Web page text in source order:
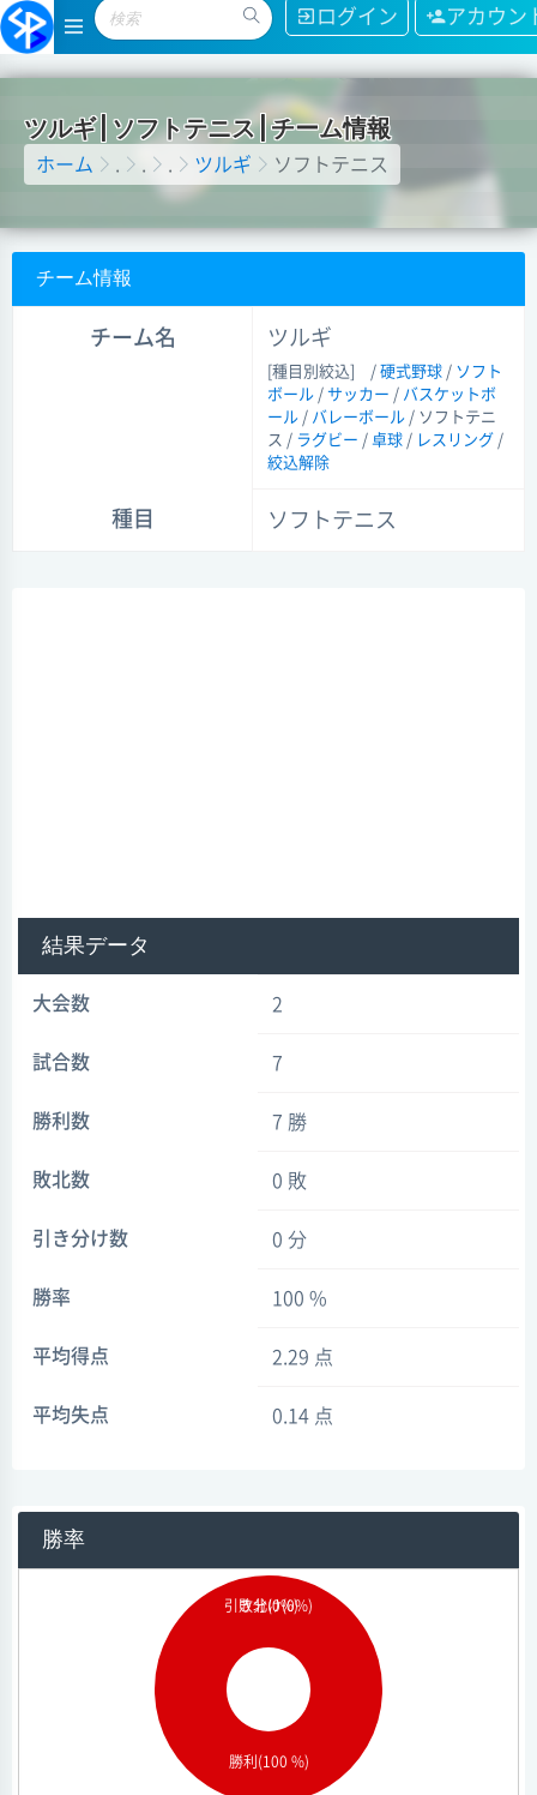
ログイン アカウン
ツルギ ソフトテニス チーム情報
ホーム ツルギ ソフトテニス
チーム情報
チーム名 ツルギ
[種目別絞込] / 硬式野球 / ソフト
ボール / サッカー / バスケットボ
ール / バレーボール / ソフトテニ
ス / ラグビー / 卓球 / レスリング /
絞込解除
種目 ソフトテニス
結果データ
大会数 2
試合数 7
勝利数 7 勝
敗北数 0 敗
引き分け数 0 分
勝率 100 %
平均得点 2.29 点
平均失点 0.14 点
勝率
勝利(100 %)
敗北(0%)
引き分け(0%)